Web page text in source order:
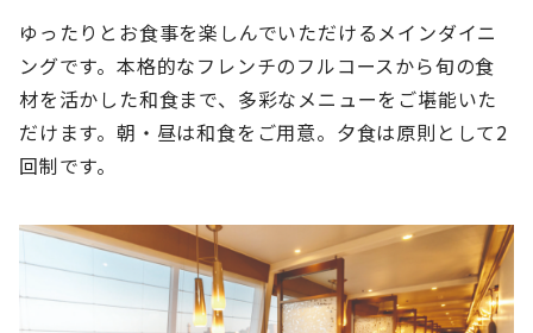
ゆったりとお食事を楽しんでいただけるメインダイニ
ングです。本格的なフレンチのフルコースから旬の食
材を活かした和食まで、多彩なメニューをご堪能いた
だけます。朝・昼は和食をご用意。夕食は原則として2
回制です。